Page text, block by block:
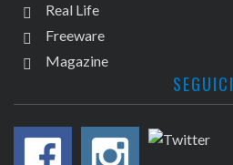
Real Life
Freeware
Magazine
SEGUICI